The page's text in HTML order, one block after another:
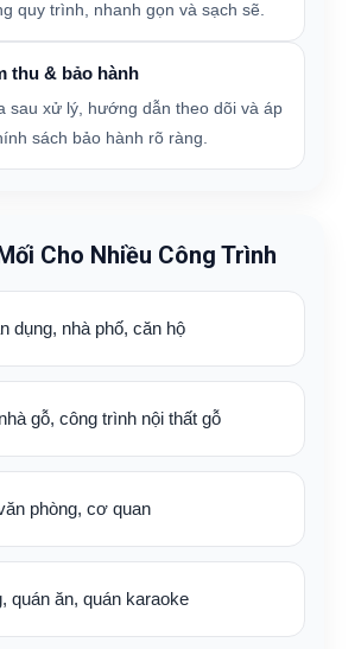
quy trình, nhanh gọn và sạch sẽ.
thu & bảo hành
sau xử lý, hướng dẫn theo dõi và áp
sách bảo hành rõ ràng.
Cho Nhiều Công Trình
dụng, nhà phố, căn hộ
gỗ, công trình nội thất gỗ
phòng, cơ quan
quán ăn, quán karaoke